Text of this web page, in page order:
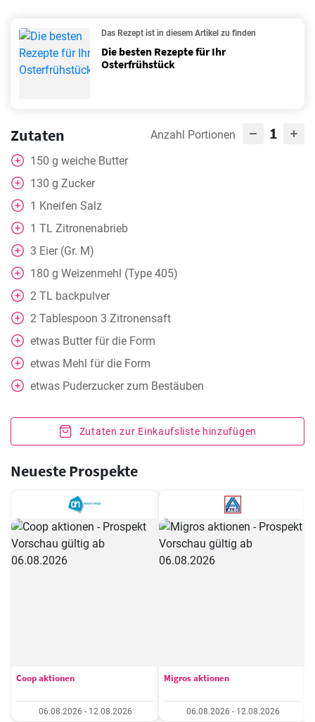
Das Rezept ist in diesem Artikel zu finden
Die besten Rezepte für Ihr
Osterfrühstück
Zutaten Anzahl Portionen 1
150 g weiche Butter
130 g Zucker
1 Kneifen Salz
1 TL Zitronenabrieb
3 Eier (Gr. M)
180 g Weizenmehl (Type 405)
2 TL backpulver
2 Tablespoon 3 Zitronensaft
etwas Butter für die Form
etwas Mehl für die Form
etwas Puderzucker zum Bestäuben
Zutaten zur Einkaufsliste hinzufügen
Neueste Prospekte
Coop aktionen
06.08.2026 - 12.08.2026
Migros aktionen
06.08.2026 - 12.08.2026